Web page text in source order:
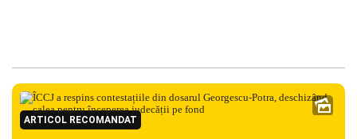
ARTICOL RECOMANDAT